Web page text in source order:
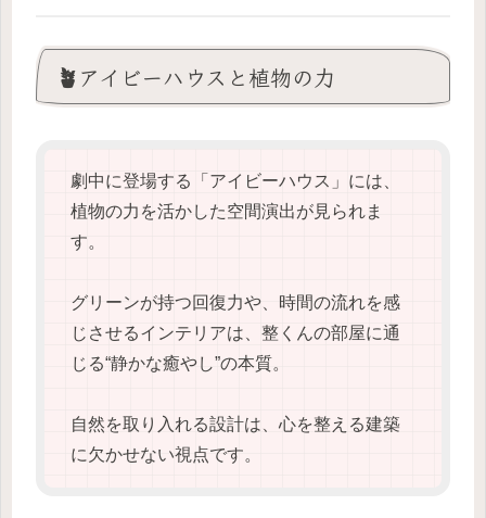
🪴アイビーハウスと植物の力
劇中に登場する「アイビーハウス」には、
植物の力を活かした空間演出が見られま
す。
グリーンが持つ回復力や、時間の流れを感
じさせるインテリアは、整くんの部屋に通
じる“静かな癒やし”の本質。
自然を取り入れる設計は、心を整える建築
に欠かせない視点です。